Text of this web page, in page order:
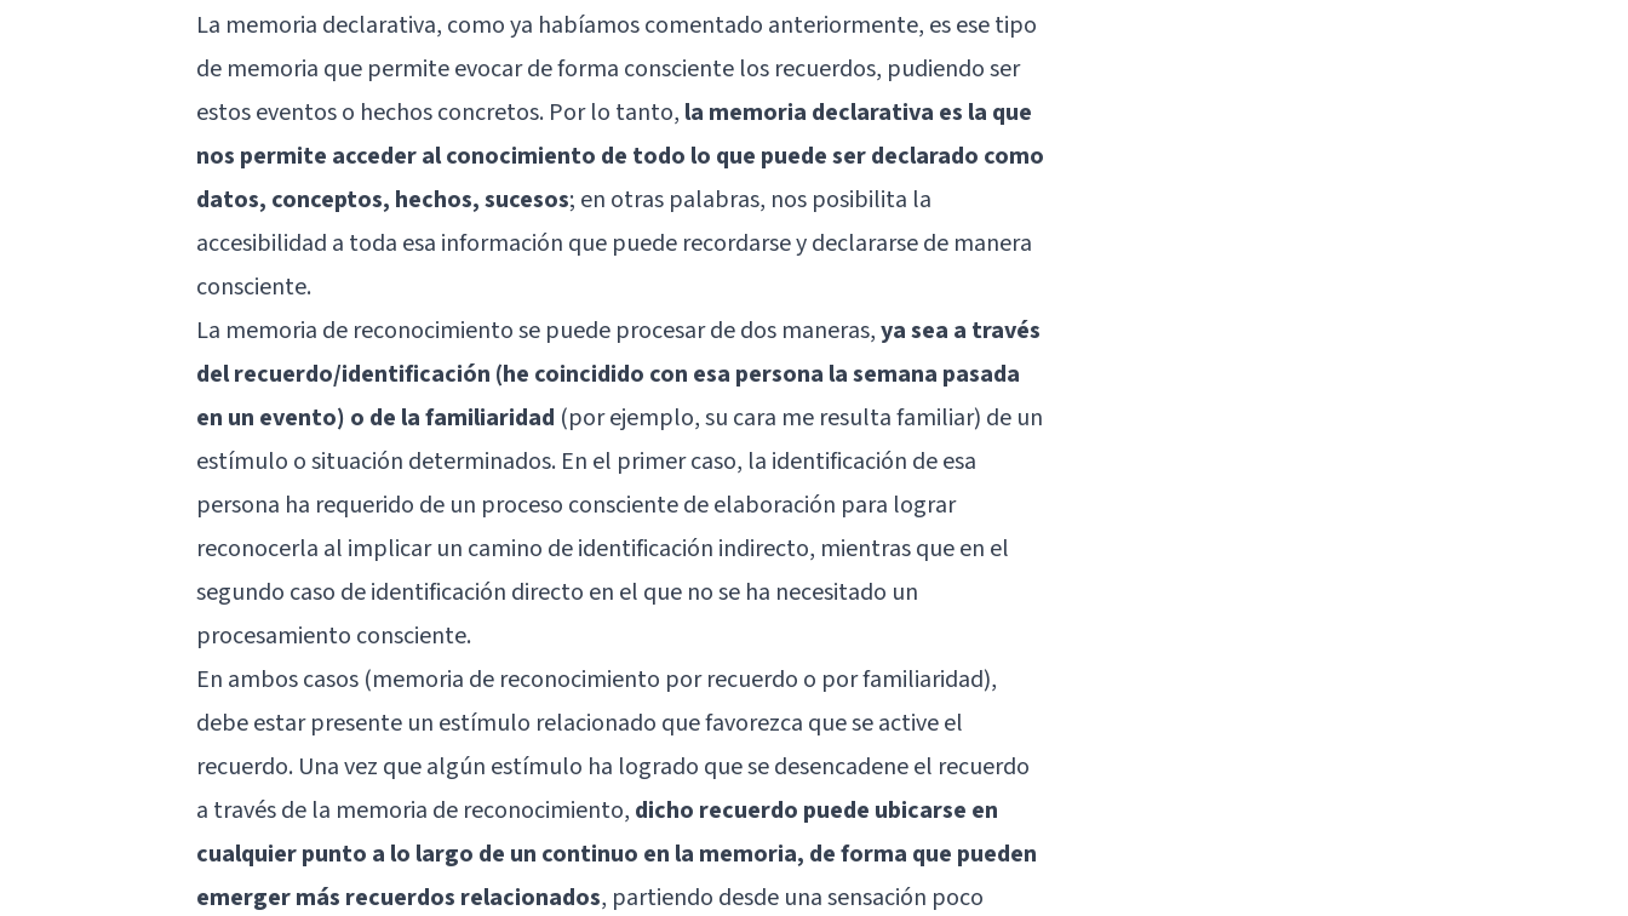
La memoria declarativa, como ya habíamos comentado anteriormente, es ese tipo
de memoria que permite evocar de forma consciente los recuerdos, pudiendo ser
estos eventos o hechos concretos. Por lo tanto, la memoria declarativa es la que
nos permite acceder al conocimiento de todo lo que puede ser declarado como
datos, conceptos, hechos, sucesos; en otras palabras, nos posibilita la
accesibilidad a toda esa información que puede recordarse y declararse de manera
consciente.
La memoria de reconocimiento se puede procesar de dos maneras,ya sea a través
del recuerdo/identificación (he coincidido con esa persona la semana pasada
en un evento) o de la familiaridad (por ejemplo, su cara me resulta familiar) de un
estímulo o situación determinados. En el primer caso, la identificación de esa
persona ha requerido de un proceso consciente de elaboración para lograr
reconocerla al implicar un camino de identificación indirecto, mientras que en el
segundo caso de identificación directo en el que no se ha necesitado un
procesamiento consciente.
En ambos casos (memoria de reconocimiento por recuerdo o por familiaridad),
debe estar presente un estímulo relacionado que favorezca que se active el
recuerdo. Una vez que algún estímulo ha logrado que se desencadene el recuerdo
a través de la memoria de reconocimiento, dicho recuerdo puede ubicarse en
cualquier punto a lo largo de un continuo en la memoria, de forma que pueden
emerger más recuerdos relacionados, partiendo desde una sensación poco